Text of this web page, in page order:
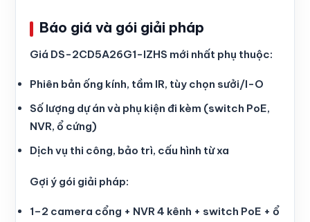
Báo giá và gói giải pháp
Giá DS-2CD5A26G1-IZHS mới nhất phụ thuộc:
Phiên bản ống kính, tầm IR, tùy chọn sưởi/I-O
Số lượng dự án và phụ kiện đi kèm (switch PoE,
NVR, ổ cứng)
Dịch vụ thi công, bảo trì, cấu hình từ xa
Gợi ý gói giải pháp:
1–2 camera cổng + NVR 4 kênh + switch PoE + ổ